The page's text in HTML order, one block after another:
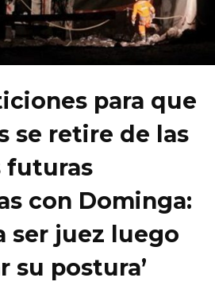
para que
se retire de las
futuras
con Dominga:
ser juez luego
su postura’